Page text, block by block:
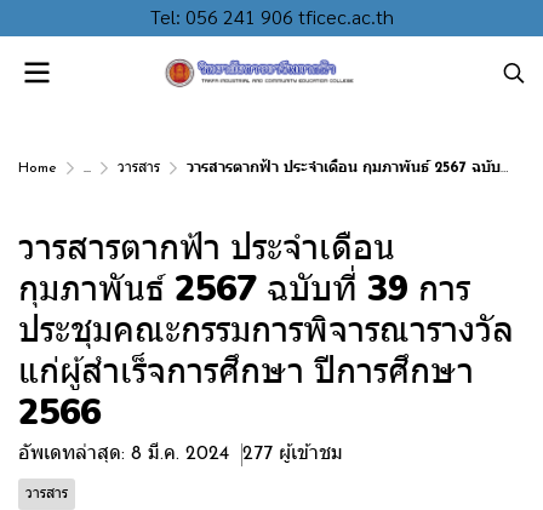
Tel: 056 241 906 tficec.ac.th
Home ... วารสาร วารสารตากฟ้า ประจำเดือน กุมภาพันธ์ 2567 ฉบับที่ 39 การประชุมคณะกรรมการพิจารณารางวัลแก่ผู้สำเร็จการศึกษา ปีการศึกษา 2566
วารสารตากฟ้า ประจำเดือน
กุมภาพันธ์ 2567 ฉบับที่ 39 การ
ประชุมคณะกรรมการพิจารณารางวัล
แก่ผู้สำเร็จการศึกษา ปีการศึกษา
2566
อัพเดทล่าสุด: 8 มี.ค. 2024 277 ผู้เข้าชม
วารสาร